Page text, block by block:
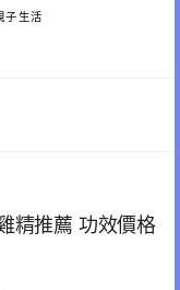
子生活
精推薦 功效價格